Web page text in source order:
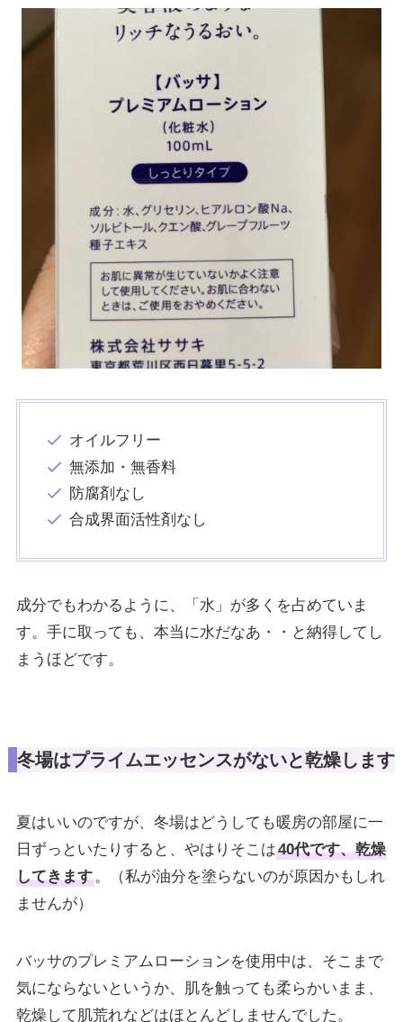
オイルフリー
無添加・無香料
防腐剤なし
合成界面活性剤なし
成分でもわかるように、「水」が多くを占めていま
す。手に取っても、本当に水だなあ・・と納得してし
まうほどです。
冬場はプライムエッセンスがないと乾燥します
夏はいいのですが、冬場はどうしても暖房の部屋に一
日ずっといたりすると、やはりそこは40代です、乾燥
してきます。（私が油分を塗らないのが原因かもしれ
ませんが）
バッサのプレミアムローションを使用中は、そこまで
気にならないというか、肌を触っても柔らかいまま、
乾燥して肌荒れなどはほとんどしませんでした。